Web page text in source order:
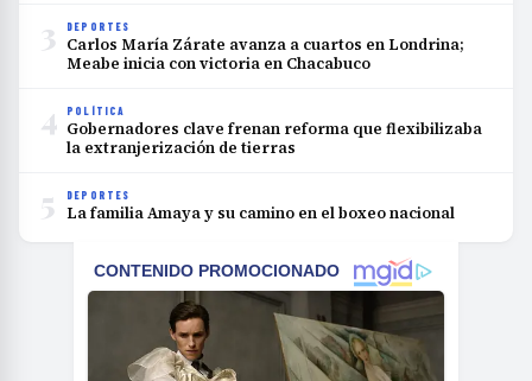
3 DEPORTES
Carlos María Zárate avanza a cuartos en Londrina;
Meabe inicia con victoria en Chacabuco
4 POLÍTICA
Gobernadores clave frenan reforma que flexibilizaba
la extranjerización de tierras
5 DEPORTES
La familia Amaya y su camino en el boxeo nacional